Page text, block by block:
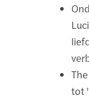
tot